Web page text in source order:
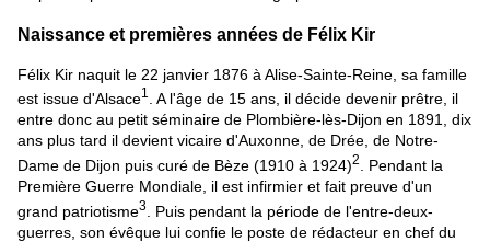
Naissance et premières années de Félix Kir
Félix Kir naquit le 22 janvier 1876 à Alise-Sainte-Reine, sa famille
est issue d'Alsace1. A l'âge de 15 ans, il décide devenir prêtre, il
entre donc au petit séminaire de Plombière-lès-Dijon en 1891, dix
ans plus tard il devient vicaire d'Auxonne, de Drée, de Notre-
Dame de Dijon puis curé de Bèze (1910 à 1924)2
. Pendant la
Première Guerre Mondiale, il est infirmier et fait preuve d'un
grand patriotisme3
. Puis pendant la période de l'entre-deux-
guerres, son évêque lui confie le poste de rédacteur en chef du